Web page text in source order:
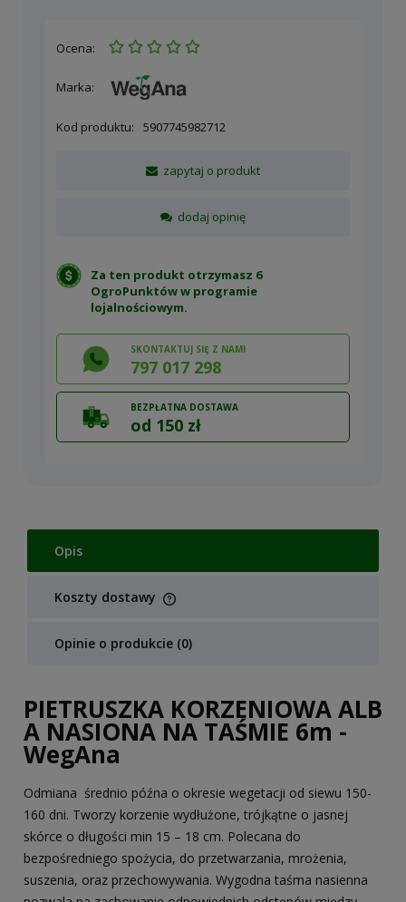
Ocena:
Marka:
Kod produktu: 5907745982712
zapytaj o produkt
dodaj opinię
Za ten produkt otrzymasz 6
OgroPunktów w programie
lojalnościowym.
SKONTAKTUJ SIĘ Z NAMI
797 017 298
BEZPŁATNA DOSTAWA
od 150 zł
Opis
Koszty dostawy
Cena nie zawiera ewentualnych kosztów płatności
Opinie o produkcie (0)
PIETRUSZKA KORZENIOWA ALB
A NASIONA NA TAŚMIE 6m -
WegAna
Odmiana średnio późna o okresie wegetacji od siewu 150-
160 dni. Tworzy korzenie wydłużone, trójkątne o jasnej
skórce o długości min 15 – 18 cm. Polecana do
bezpośredniego spożycia, do przetwarzania, mrożenia,
suszenia, oraz przechowywania. Wygodna taśma nasienna